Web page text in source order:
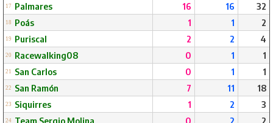
17 Palmares 16 16 32
18 Poás 1 1 2
19 Puriscal 2 2 4
20 Racewalking08 0 1 1
21 San Carlos 0 1 1
22 San Ramón 7 11 18
23 Siquirres 1 2 3
24 Team Sergio Molina 0 2 2